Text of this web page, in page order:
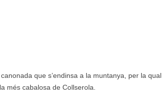
que s’endinsa a la muntanya, per la qual
més cabalosa de Collserola.